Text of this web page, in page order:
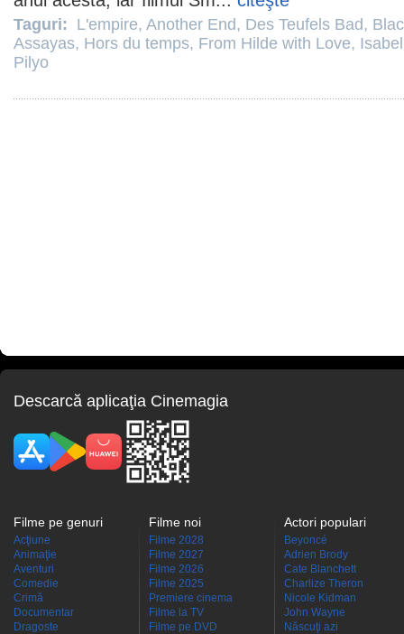
Taguri: L'empire, Another End, Des Teufels Bad,
Assayas, Hors du temps, From Hilde with Love,
Pilyo
Descarcă aplicaţia Cinemagia
Filme pe genuri
Acţiune
Animaţie
Aventuri
Comedie
Crimă
Documentar
Dragoste
Filme noi
Filme 2028
Filme 2027
Filme 2026
Filme 2025
Premiere cinema
Filme la TV
Filme pe DVD
Actori populari
Beyoncé
Adrien Brody
Cate Blanchett
Charlize Theron
Nicole Kidman
John Wayne
Născuţi azi